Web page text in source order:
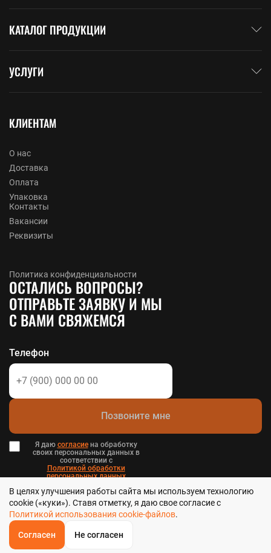
ОБРАТНЫЙЗВОНОК
КАТАЛОГ ПРОДУКЦИИ
УСЛУГИ
КЛИЕНТАМ
О нас
Доставка
Оплата
Упаковка
Контакты
Вакансии
Реквизиты
Политика конфиденциальности
ОСТАЛИСЬ ВОПРОСЫ?
ОТПРАВЬТЕ ЗАЯВКУ И МЫ
С ВАМИ СВЯЖЕМСЯ
Телефон
Позвоните мне
Я даю согласиена обработку
своих персональных данных в
соответствии с
Политикой обработки
персональных данных
Пользовательским соглашением .
Стальтека - библиотека стальных решений в Хабаровске, 2026
Главная
В целях улучшения работы сайта мы используем технологию
cookie («куки»). Ставя отметку, я даю свое согласие с
Политикой использования cookie-файлов.
Согласен Не согласен